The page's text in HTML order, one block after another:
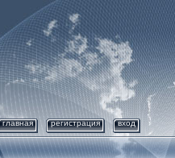
главная регистрация вход